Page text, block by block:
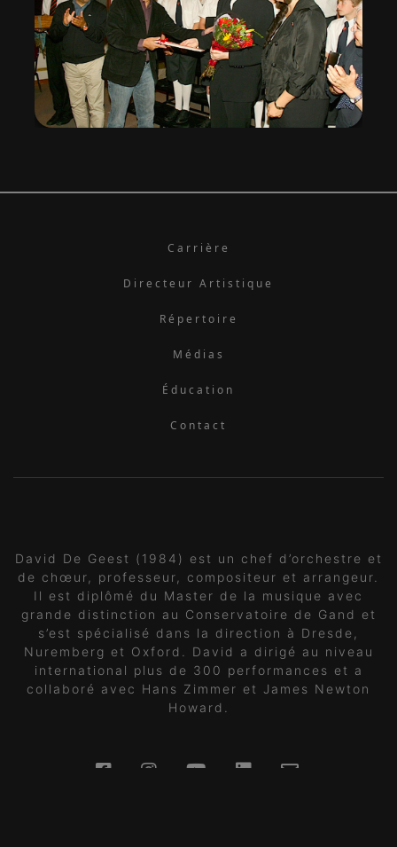
Carrière
Directeur Artistique
Répertoire
Médias
Éducation
Contact
David De Geest (1984) est un chef d’orchestre et
de chœur, professeur, compositeur et arrangeur.
Il est diplômé du Master de la musique avec
grande distinction au Conservatoire de Gand et
s’est spécialisé dans la direction à Dresde,
Nuremberg et Oxford. David a dirigé au niveau
international plus de 300 performances et a
collaboré avec Hans Zimmer et James Newton
Howard.